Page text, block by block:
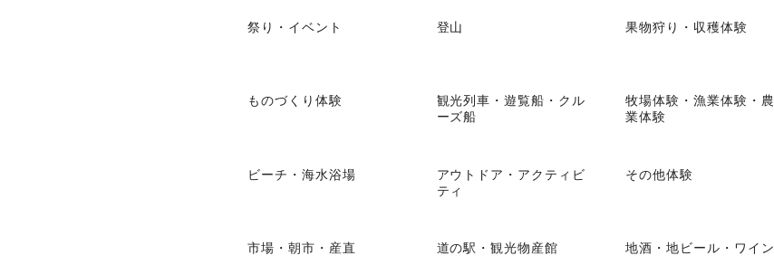
祭り・イベント 登山 果物狩り・収穫体験
ものづくり体験
観光列車・遊覧船・クル
ーズ船
牧場体験・漁業体験・農
業体験
ビーチ・海水浴場
アウトドア・アクティビ
ティ
その他体験
市場・朝市・産直 道の駅・観光物産館 地酒・地ビール・ワイン